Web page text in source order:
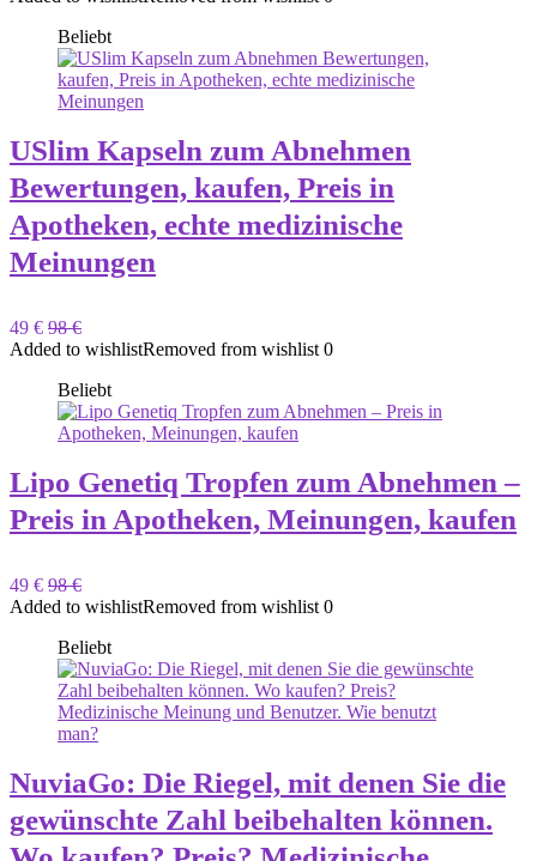
Beliebt
USlim Kapseln zum Abnehmen
Bewertungen, kaufen, Preis in
Apotheken, echte medizinische
Meinungen
49 € 98 €
Added to wishlistRemoved from wishlist 0
Beliebt
Lipo Genetiq Tropfen zum Abnehmen –
Preis in Apotheken, Meinungen, kaufen
49 € 98 €
Added to wishlistRemoved from wishlist 0
Beliebt
NuviaGo: Die Riegel, mit denen Sie die
gewünschte Zahl beibehalten können.